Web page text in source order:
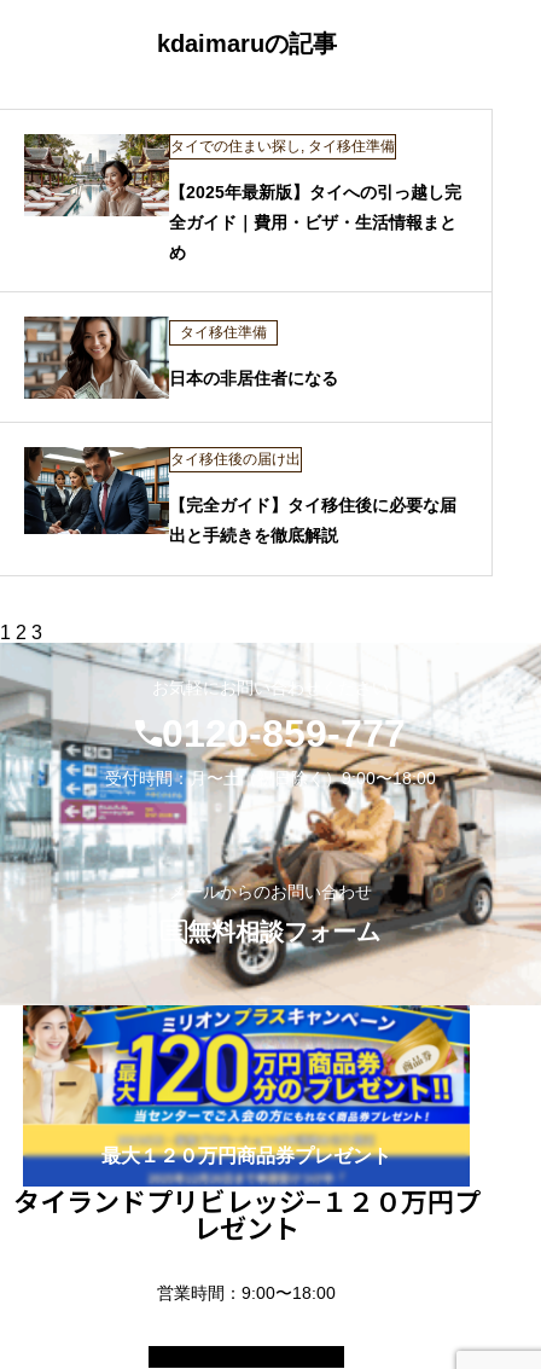
kdaimaruの記事
タイでの住まい探し , タイ移住準備
【2025年最新版】タイへの引っ越し完
全ガイド｜費用・ビザ・生活情報まと
め
タイ移住準備
日本の非居住者になる
タイ移住後の届け出
【完全ガイド】タイ移住後に必要な届
出と手続きを徹底解説
投
稿
ペ
ー
ジ
送
り
1 2 3
お気軽にお問い合わせください
0120-859-777
受付時間：月〜土（祝日除く）9:00〜18:00
メールからのお問い合わせ
無料相談フォーム
最大１２０万円商品券プレゼント
タイランドプリビレッジ−１２０万円プ
レゼント
営業時間：9:00〜18:00